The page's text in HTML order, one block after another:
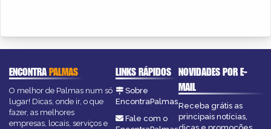
ENCONTRAPALMAS
O melhor de Palmas num só
lugar! Dicas, onde ir, o que
fazer, as melhores
empresas, locais, serviços e
LINKS RÁPIDOS
Sobre
EncontraPalmas
Fale com o
NOVIDADES POR E-
MAIL
Receba grátis as
principais notícias,